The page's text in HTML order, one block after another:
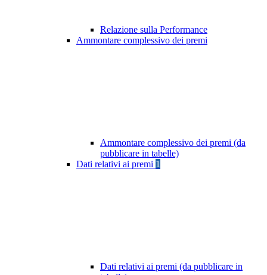
Relazione sulla Performance
Ammontare complessivo dei premi
Ammontare complessivo dei premi (da
pubblicare in tabelle)
Dati relativi ai premi 1
Dati relativi ai premi (da pubblicare in